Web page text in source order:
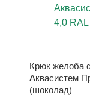
Крюк желоба
Аквасистем
(шоколад)